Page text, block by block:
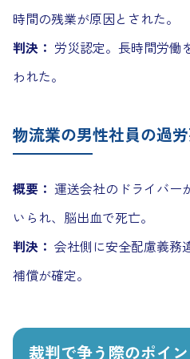
時間の残業が原因とされた。
判決： 労災認定。長時間労働
われた。
物流業の男性社員の過労
概要： 運送会社のドライバー
いられ、脳出血で死亡。
判決： 会社側に安全配慮義務
補償が確定。
裁判で争う際のポイ